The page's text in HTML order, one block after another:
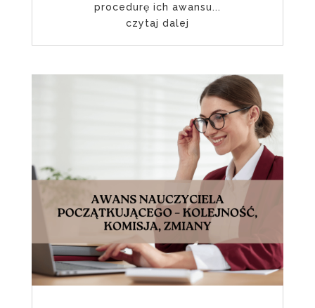
procedurę ich awansu...
czytaj dalej